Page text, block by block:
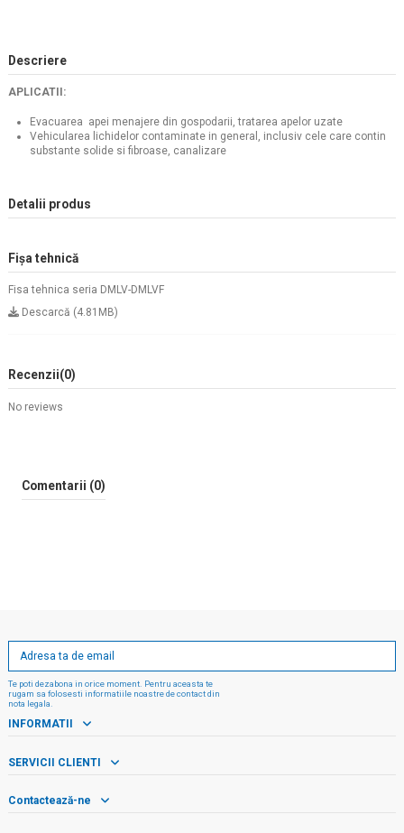
Descriere
APLICATII:
Evacuarea apei menajere din gospodarii, tratarea apelor uzate
Vehicularea lichidelor contaminate in general, inclusiv cele care contin
substante solide si fibroase, canalizare
Detalii produs
Fișa tehnică
Fisa tehnica seria DMLV-DMLVF
Descarcă (4.81MB)
Recenzii(0)
No reviews
Comentarii (0)
Te poti dezabona in orice moment. Pentru aceasta te
rugam sa folosesti informatiile noastre de contact din
nota legala.
INFORMATII
SERVICII CLIENTI
Contactează-ne